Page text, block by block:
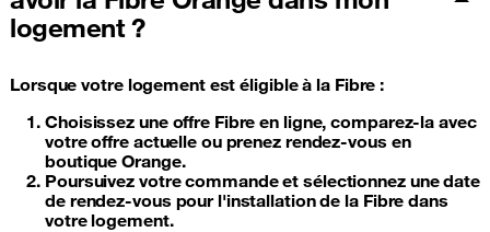
logement ?
Lorsque votre logement est éligible à la Fibre :
Choisissez une offre Fibre en ligne, comparez-la avec
votre offre actuelle ou prenez rendez-vous en
boutique Orange.
Poursuivez votre commande et sélectionnez une date
de rendez-vous pour l'installation de la Fibre dans
votre logement.